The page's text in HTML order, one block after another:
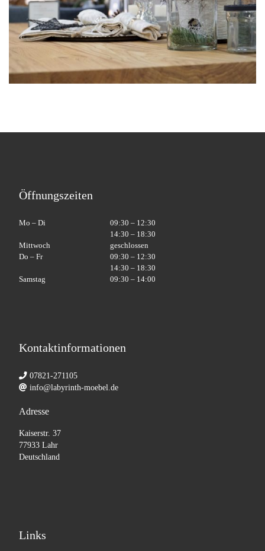
Öffnungszeiten
Mo – Di
09:30 – 12:30
14:30 – 18:30
Mittwoch
geschlossen
Do – Fr
09:30 – 12:30
14:30 – 18:30
Samstag
09:30 – 14:00
Kontaktinformationen
07821-271105
info@labyrinth-moebel.de
Adresse
Kaiserstr. 37
77933 Lahr
Deutschland
Links